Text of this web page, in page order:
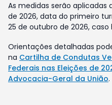
As medidas serão
de 2026, data do primeiro
25 de outubro de 2026,
Orientações detalhadas
na Cartilha de Condutas
Federais nas Eleições de
Advocacia-Geral da União.